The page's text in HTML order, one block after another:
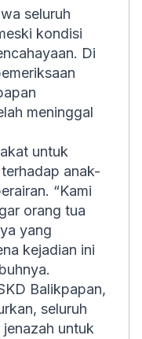
seluruh
kondisi
Di
meninggal
untuk
anak-
“Kami
orang tua
yang
kejadian ini
Balikpapan,
seluruh
untuk